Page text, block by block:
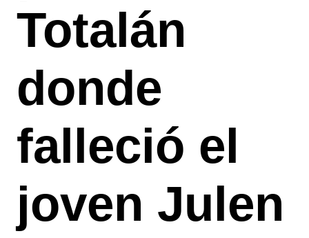
Totalán
donde
falleció el
joven Julen